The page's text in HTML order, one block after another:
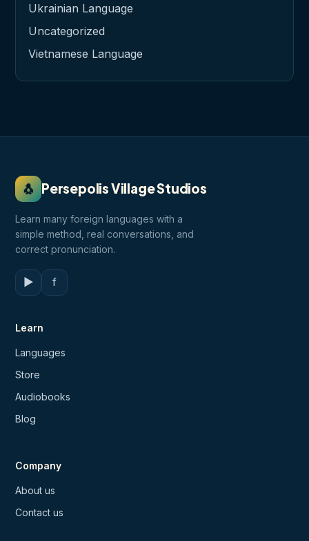
Ukrainian Language
Uncategorized
Vietnamese Language
🐧 Persepolis Village Studios
Learn many foreign languages with a
simple method, real conversations, and
correct pronunciation.
▶ f
Learn
Languages
Store
Audiobooks
Blog
Company
About us
Contact us